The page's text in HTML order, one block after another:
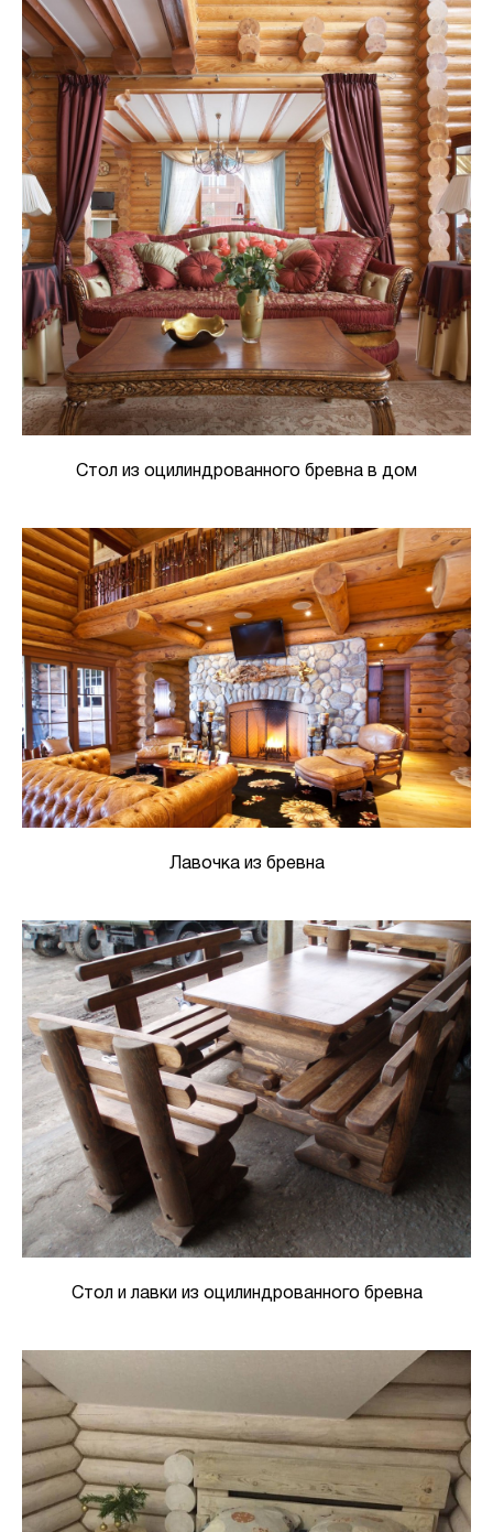
Стол из оцилиндрованного бревна в дом
Лавочка из бревна
Стол и лавки из оцилиндрованного бревна